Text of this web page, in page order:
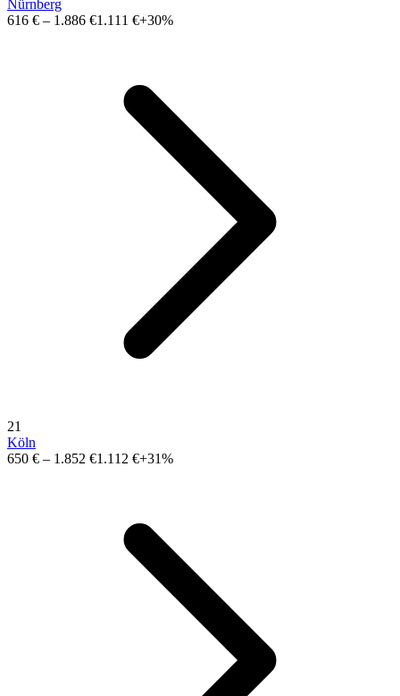
Nürnberg
616 € – 1.886 €1.111 €+30%
21
Köln
650 € – 1.852 €1.112 €+31%